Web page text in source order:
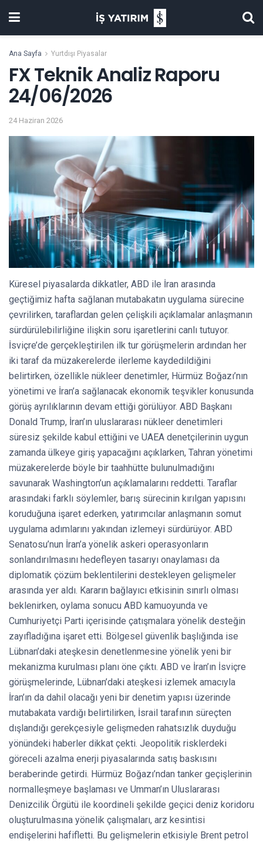
Ana Sayfa Yurtdışı Piyasalar
FX Teknik Analiz Raporu
24/06/2026
24 Haziran 2026
Küresel piyasalarda dikkatler, ABD ile İran arasında
geçtiğimiz hafta sağlanan mutabakatın uygulama sürecine
çevrilirken, taraflardan gelen çelişkili açıklamalar anlaşmanın
sürdürülebilirliğine ilişkin soru işaretlerini canlı tutuyor.
İsviçre’de gerçekleştirilen ilk tur görüşmelerin ardından her
iki taraf da müzakerelerde ilerleme kaydedildiğini
belirtirken, özellikle nükleer denetimler, Hürmüz Boğazı’nın
yönetimi ve İran’a sağlanacak ekonomik teşvikler konusunda
görüş ayrılıklarının devam ettiği görülüyor. ABD Başkanı
Donald Trump, İran’ın uluslararası nükleer denetimleri
süresiz şekilde kabul ettiğini ve UAEA denetçilerinin uygun
zamanda ülkeye giriş yapacağını açıklarken, Tahran yönetimi
müzakerelerde böyle bir taahhütte bulunulmadığını
savunarak Washington’un açıklamalarını reddetti. Taraflar
arasındaki farklı söylemler, barış sürecinin kırılgan yapısını
koruduğuna işaret ederken, yatırımcılar anlaşmanın somut
uygulama adımlarını yakından izlemeyi sürdürüyor. ABD
Senatosu’nun İran’a yönelik askeri operasyonların
sonlandırılmasını hedefleyen tasarıyı onaylaması da
diplomatik çözüm beklentilerini destekleyen gelişmeler
arasında yer aldı. Kararın bağlayıcı etkisinin sınırlı olması
beklenirken, oylama sonucu ABD kamuoyunda ve
Cumhuriyetçi Parti içerisinde çatışmalara yönelik desteğin
zayıfladığına işaret etti. Bölgesel güvenlik başlığında ise
Lübnan’daki ateşkesin denetlenmesine yönelik yeni bir
mekanizma kurulması planı öne çıktı. ABD ve İran’ın İsviçre
görüşmelerinde, Lübnan’daki ateşkesi izlemek amacıyla
İran’ın da dahil olacağı yeni bir denetim yapısı üzerinde
mutabakata vardığı belirtilirken, İsrail tarafının süreçten
dışlandığı gerekçesiyle gelişmeden rahatsızlık duyduğu
yönündeki haberler dikkat çekti. Jeopolitik risklerdeki
göreceli azalma enerji piyasalarında satış baskısını
beraberinde getirdi. Hürmüz Boğazı’ndan tanker geçişlerinin
normalleşmeye başlaması ve Umman’ın Uluslararası
Denizcilik Örgütü ile koordineli şekilde geçici deniz koridoru
oluşturulmasına yönelik çalışmaları, arz kesintisi
endişelerini hafifletti. Bu gelişmelerin etkisiyle Brent petrol